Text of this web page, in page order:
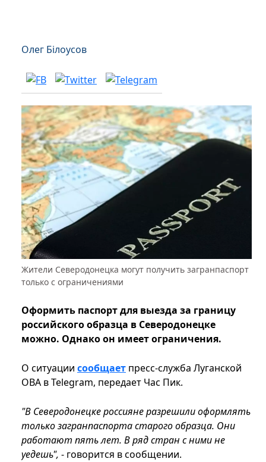
Олег Білоусов
Жители Северодонецка могут получить загранпаспорт
только с ограничениями
Оформить паспорт для выезда за границу
российского образца в Северодонецке
можно. Однако он имеет ограничения.
О ситуации сообщает пресс-служба Луганской
ОВА в Telegram, передает Час Пик.
"В Северодонецке россияне разрешили оформлять
только загранпаспорта старого образца. Они
работают пять лет. В ряд стран с ними не
уедешь", - говорится в сообщении.